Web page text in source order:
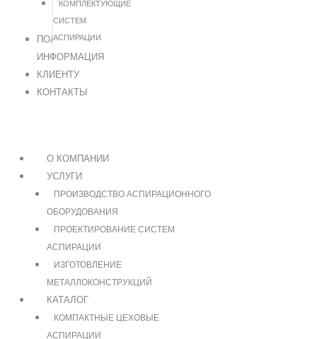
КОМПЛЕКТУЮЩИЕ
СИСТЕМ
АСПИРАЦИИ
ПОЛЕЗНАЯ
ИНФОРМАЦИЯ
КЛИЕНТУ
КОНТАКТЫ
О КОМПАНИИ
УСЛУГИ
ПРОИЗВОДСТВО АСПИРАЦИОННОГО
ОБОРУДОВАНИЯ
ПРОЕКТИРОВАНИЕ СИСТЕМ
АСПИРАЦИИ
ИЗГОТОВЛЕНИЕ
МЕТАЛЛОКОНСТРУКЦИЙ
КАТАЛОГ
КОМПАКТНЫЕ ЦЕХОВЫЕ
АСПИРАЦИИ